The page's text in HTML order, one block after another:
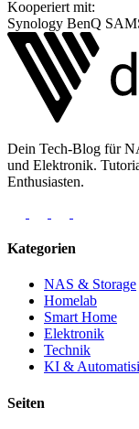
Kooperiert mit:
Synology BenQ
Dein Tech-Blog für
und Elektronik.
Enthusiasten.
Kategorien
NAS & Storage
Homelab
Smart Home
Elektronik
Technik
KI &
Seiten